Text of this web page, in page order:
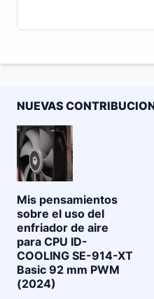
NUEVAS
Mis pensamientos
sobre el uso del
enfriador de aire
para CPU ID-
COOLING SE-914-XT
Basic 92 mm PWM
(2024)